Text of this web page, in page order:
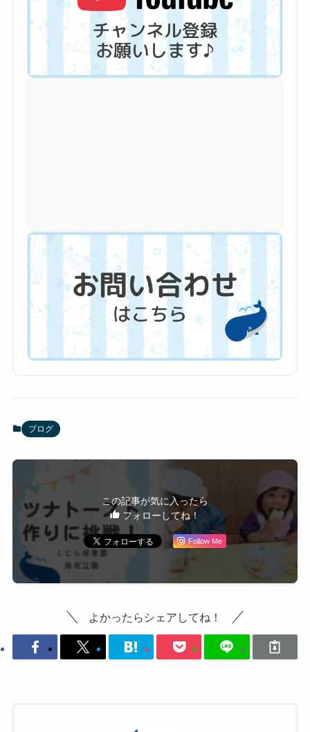
ブログ
この記事が気に入ったら
フォローしてね！
Follow Me
よかったらシェアしてね！